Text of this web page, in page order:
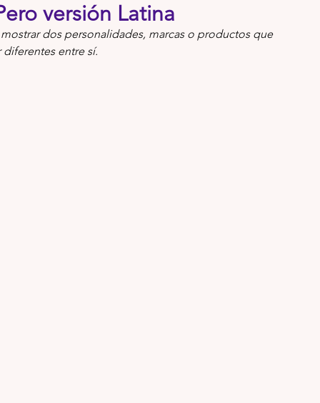
versión Latina
dos personalidades, marcas o productos que
entre sí.